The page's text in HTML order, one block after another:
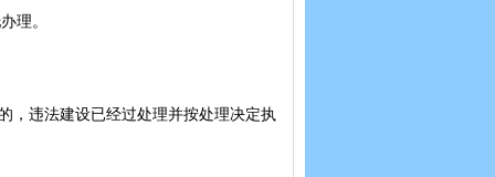
理。
违法建设已经过处理并按处理决定执